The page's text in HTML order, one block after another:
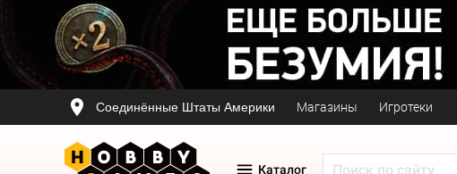
Соединённые Штаты Америки Магазины Игротеки
Каталог